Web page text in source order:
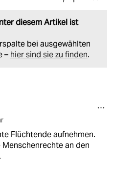
diesem Artikel ist
bei ausgewählten
– hier sind sie zu finden.
Flüchtende aufnehmen.
an den